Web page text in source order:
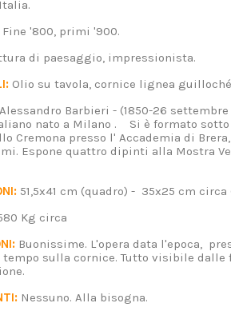
Italia.
Fine '800, primi '900.
di paesaggio, impressionista.
Olio su tavola, cornice lignea
Alessandro Barbieri - (1850-26 settembre
nato a Milano . Si è formato sotto
Cremona presso l' Accademia di
Espone quattro dipinti alla Mostra
51,5x41 cm (quadro) - 35x25 cm
Kg circa
Buonissime. L'opera data l'epoca,
sulla cornice. Tutto visibile dalle
Nessuno. Alla bisogna.